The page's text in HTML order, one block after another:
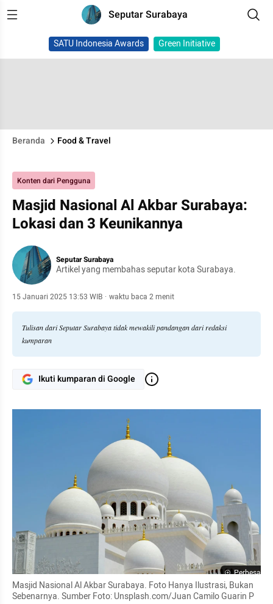
Seputar Surabaya
SATU Indonesia Awards Green Initiative
Beranda Food & Travel
Konten dari Pengguna
Masjid Nasional Al Akbar Surabaya:
Lokasi dan 3 Keunikannya
Seputar Surabaya
Artikel yang membahas seputar kota Surabaya.
15 Januari 2025 13:53 WIB · waktu baca 2 menit
Tulisan dari Seputar Surabaya tidak mewakili pandangan dari redaksi
kumparan
Ikuti kumparan di Google
Perbesar
Masjid Nasional Al Akbar Surabaya. Foto Hanya Ilustrasi, Bukan
Sebenarnya. Sumber Foto: Unsplash.com/Juan Camilo Guarin P